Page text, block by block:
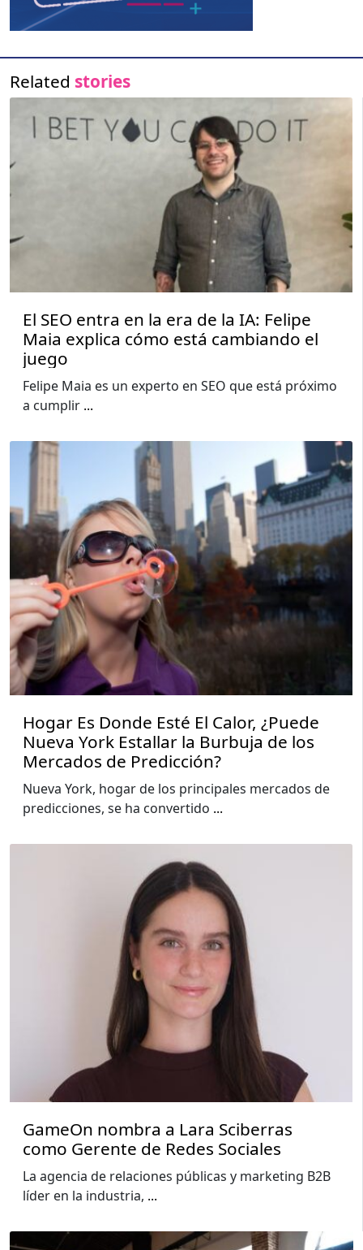
Related stories
El SEO entra en la era de la IA: Felipe
Maia explica cómo está cambiando el
juego
Felipe Maia es un experto en SEO que está próximo
a cumplir ...
Hogar Es Donde Esté El Calor, ¿Puede
Nueva York Estallar la Burbuja de los
Mercados de Predicción?
Nueva York, hogar de los principales mercados de
predicciones, se ha convertido ...
GameOn nombra a Lara Sciberras
como Gerente de Redes Sociales
La agencia de relaciones públicas y marketing B2B
líder en la industria, ...